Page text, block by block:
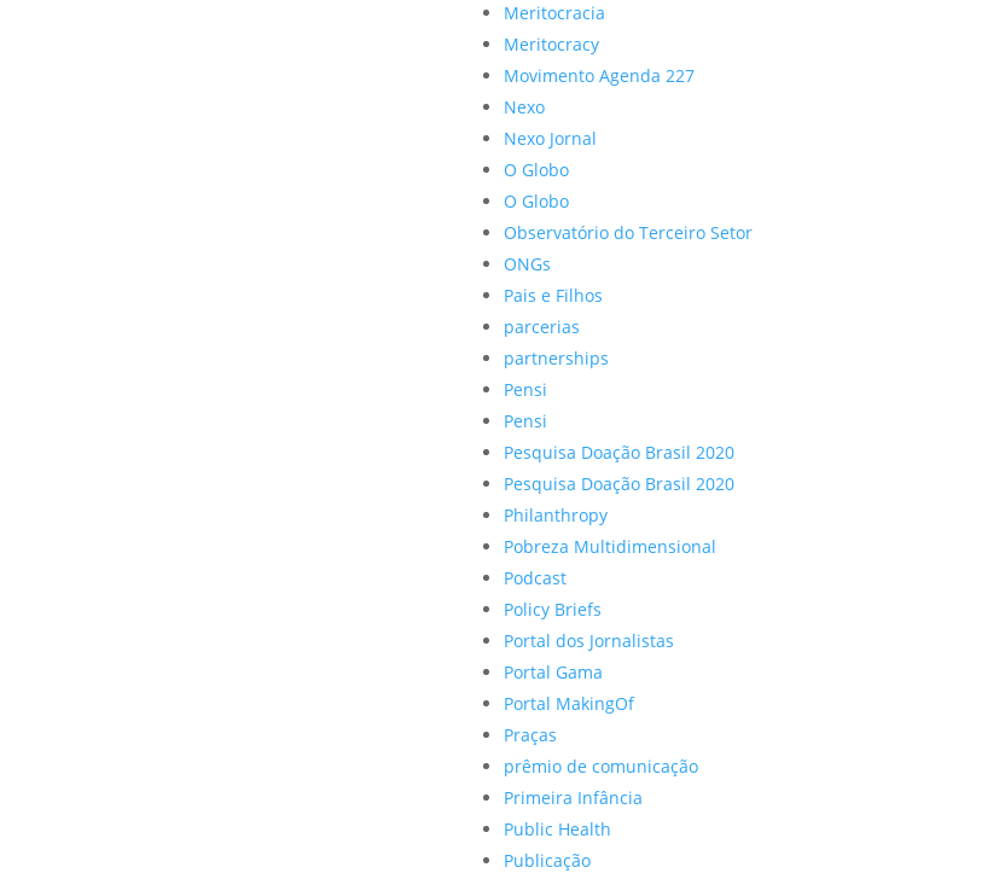
Meritocracia
Meritocracy
Movimento Agenda 227
Nexo
Nexo Jornal
O Globo
O Globo
Observatório do Terceiro Setor
ONGs
Pais e Filhos
parcerias
partnerships
Pensi
Pensi
Pesquisa Doação Brasil 2020
Pesquisa Doação Brasil 2020
Philanthropy
Pobreza Multidimensional
Podcast
Policy Briefs
Portal dos Jornalistas
Portal Gama
Portal MakingOf
Praças
prêmio de comunicação
Primeira Infância
Public Health
Publicação